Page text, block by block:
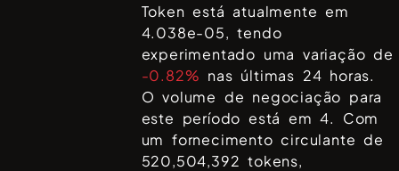
Token está atualmente em
4.038e-05, tendo
experimentado uma variação de
-0.82% nas últimas 24 horas.
O volume de negociação para
este período está em4. Com
um fornecimento circulante de
520,504,392tokens,